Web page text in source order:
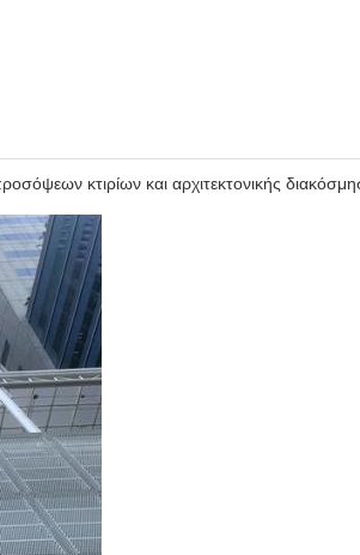
κτιρίων και αρχιτεκτονικής